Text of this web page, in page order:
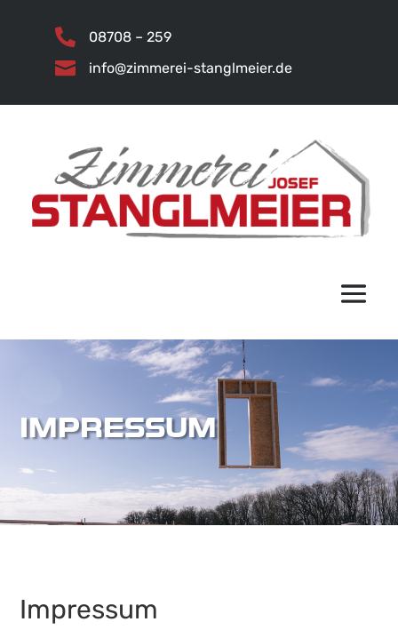
 08708 – 259
 info@zimmerei-stanglmeier.de
IMPRESSUM
Impressum